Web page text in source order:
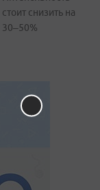
стоит снизить на
30–50%